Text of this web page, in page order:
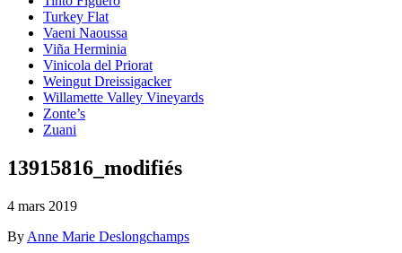
Turkey Flat
Vaeni Naoussa
Viña Herminia
Vinicola del Priorat
Weingut Dreissigacker
Willamette Valley Vineyards
Zonte’s
Zuani
13915816_modifiés
4 mars 2019
By Anne Marie Deslongchamps